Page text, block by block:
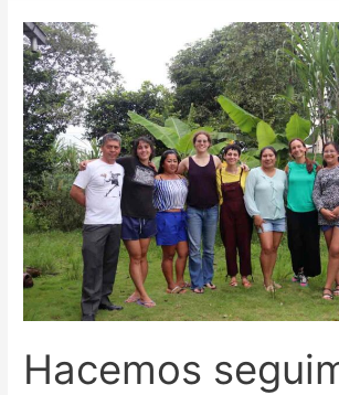
Hacemos
Hacemos
seguimiento
del
proyecto
de
agua
y
salud
en
pueblos
de
Amazonía